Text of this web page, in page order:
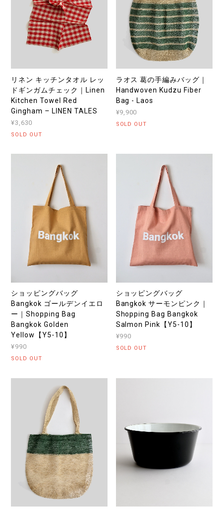
リネン キッチンタオル レッ
ドギンガムチェック｜Linen
Kitchen Towel Red
Gingham – LINEN TALES
¥3,630
SOLD OUT
ラオス 葛の手編みバッグ｜
Handwoven Kudzu Fiber
Bag - Laos
¥9,900
SOLD OUT
ショッピングバッグ
Bangkok ゴールデンイエロ
ー｜Shopping Bag
Bangkok Golden
Yellow【Y5-10】
¥990
SOLD OUT
ショッピングバッグ
Bangkok サーモンピンク｜
Shopping Bag Bangkok
Salmon Pink【Y5-10】
¥990
SOLD OUT